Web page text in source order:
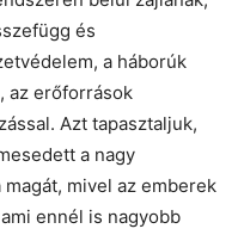
és
a háborúk
az erőforrások
Azt tapasztaljuk,
a nagy
mivel az emberek
ennél is nagyobb